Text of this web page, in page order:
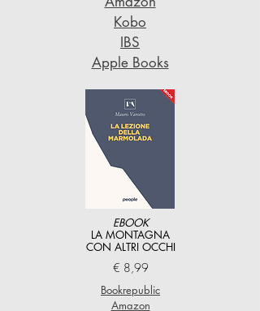
Kobo
IBS
Apple Books
EBOOK
LA MONTAGNA
CON ALTRI OCCHI
€ 8,99
Bookrepublic
Amazon